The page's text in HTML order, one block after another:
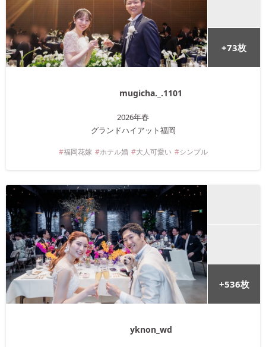
+73枚
mugicha._.1101
2026年春
グランドハイアット福岡
福岡花嫁 ホテル婚 大人可愛い シンプル
+536枚
yknon_wd